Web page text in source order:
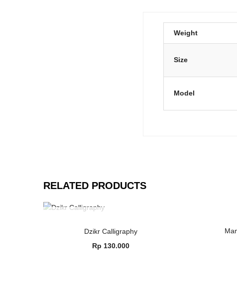
Weight
Size
Model
RELATED PRODUCTS
Dzikr Calligraphy
Rp 130.000